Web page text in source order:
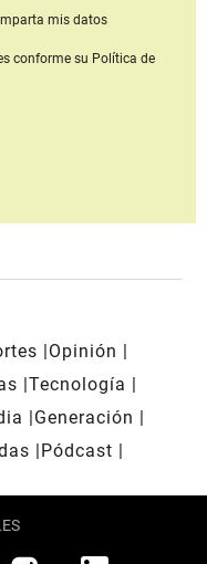
mis datos
conforme su Política de
Opinión
Tecnología
Generación
Pódcast